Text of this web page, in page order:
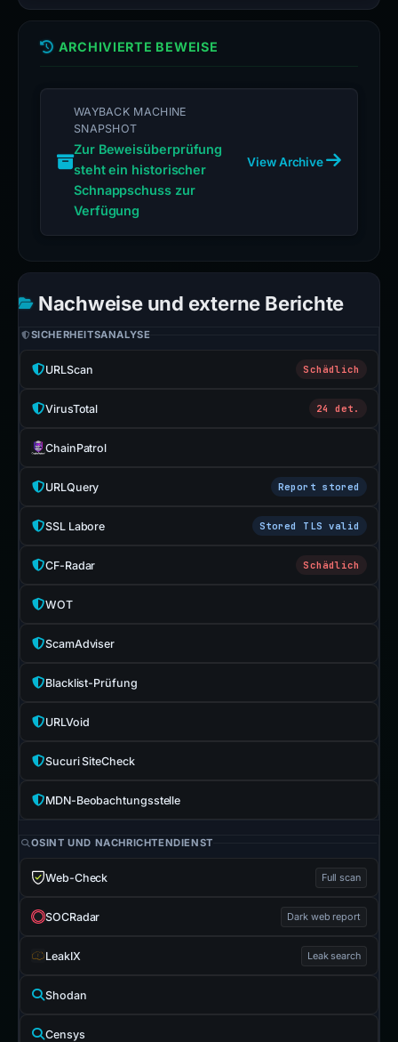
ARCHIVIERTE BEWEISE
WAYBACK MACHINE
SNAPSHOT
Zur Beweisüberprüfung
steht ein historischer
Schnappschuss zur
Verfügung
View Archive
Nachweise und externe Berichte
SICHERHEITSANALYSE
URLScan Schädlich
VirusTotal 24 det.
ChainPatrol
URLQuery Report stored
SSL Labore Stored TLS valid
CF-Radar Schädlich
WOT
ScamAdviser
Blacklist-Prüfung
URLVoid
Sucuri SiteCheck
MDN-Beobachtungsstelle
OSINT UND NACHRICHTENDIENST
Web-Check Full scan
SOCRadar Dark web report
LeakIX Leak search
Shodan
Censys